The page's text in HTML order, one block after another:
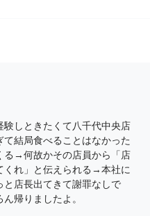
験しときたくて八千代中央店
結局食べることはなかった
る→何故かその店員から「店
くれ」と伝えられる→本社に
店長出てきて謝罪なしで
帰りましたよ。